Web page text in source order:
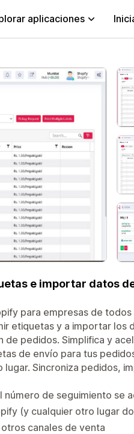
aplicaciones
e importar datos
para empresas de
etiquetas y a importar los
pedidos. Simplifica y
de envío para tus
Sincroniza pedidos,
de seguimiento se
(y cualquier otro lugar
canales de venta